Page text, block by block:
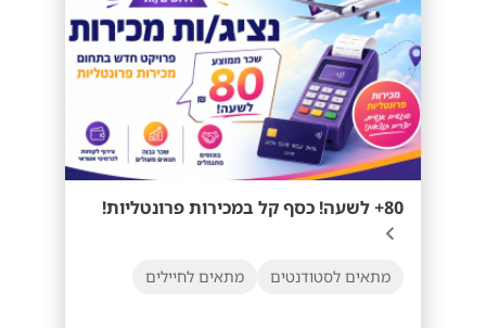
80+ לשעה! כסף קל במכירות פרונטליות!
מתאים לסטודנטים מתאים לחיילים